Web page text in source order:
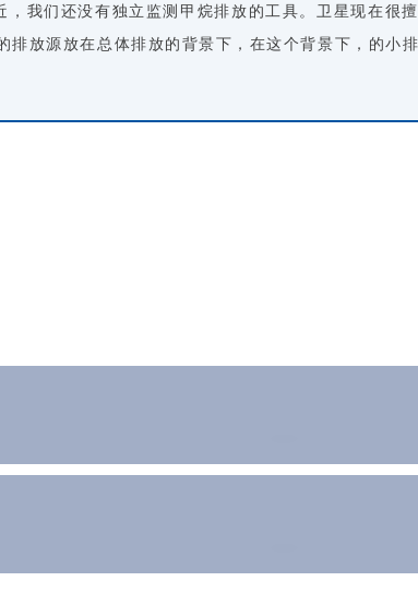
我们还没有独立监测甲烷排放的工具。卫星现在很
放源放在总体排放的背景下，在这个背景下，的小